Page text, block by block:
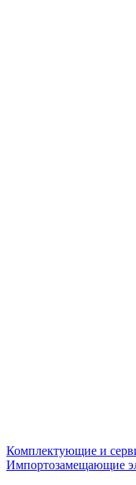
Комплектующие и
Импортозамещающие